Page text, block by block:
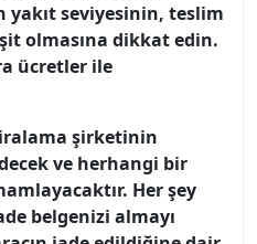
yakıt seviyesinin, teslim
olmasına dikkat edin.
ücretler ile
şirketinin
ve herhangi bir
Her şey
belgenizi almayı